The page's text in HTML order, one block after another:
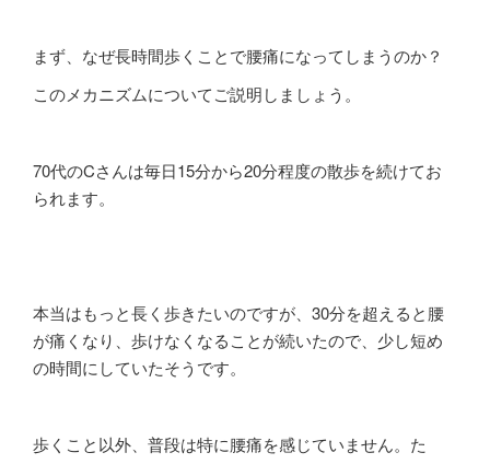
まず、なぜ長時間歩くことで腰痛になってしまうのか？
このメカニズムについてご説明しましょう。
70代のCさんは毎日15分から20分程度の散歩を続けてお
られます。
本当はもっと長く歩きたいのですが、 30分を超えると腰
が痛くなり、歩けなくなることが続いたので、少し短め
の時間にしていたそうです。
歩くこと以外、普段は特に腰痛を感じていません。た